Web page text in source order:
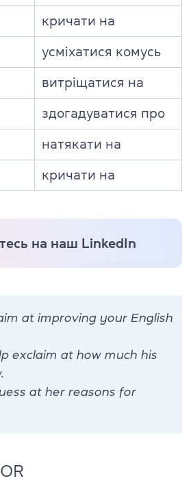
кричати на
усміхатися комусь
витріщатися на
здогадуватися про
натякати на
кричати на
на наш LinkedIn
at improving your English
exclaim at how much his
at her reasons for